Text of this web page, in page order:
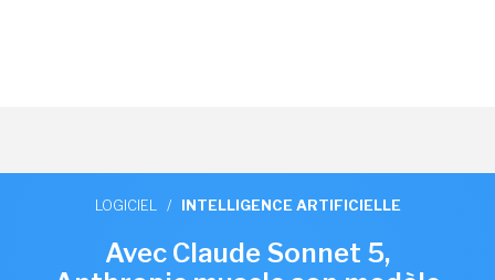
LOGICIEL / INTELLIGENCE ARTIFICIELLE
Avec Claude Sonnet 5,